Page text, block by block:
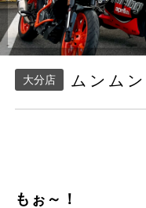
大分店 ムンム
もぉ～！